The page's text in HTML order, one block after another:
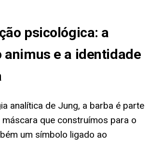
psicológica: a
animus e a identidade
analítica de Jung, a barba é parte
que construímos para o
um símbolo ligado ao